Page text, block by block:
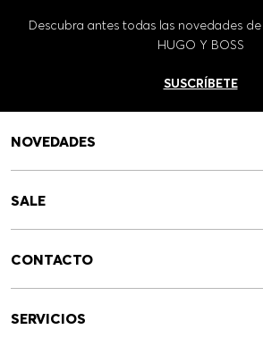
Descubra antes todas las novedades
HUGO Y BOSS
SUSCRÍBETE
NOVEDADES
SALE
CONTACTO
SERVICIOS